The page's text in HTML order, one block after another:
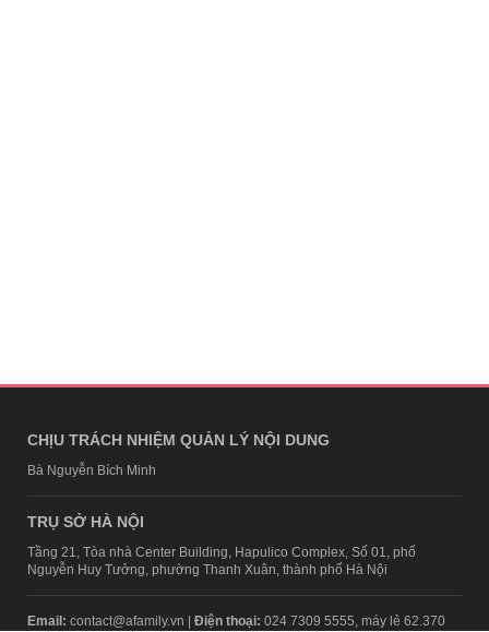
CHỊU TRÁCH NHIỆM QUẢN LÝ NỘI DUNG
Bà Nguyễn Bích Minh
TRỤ SỞ HÀ NỘI
Tầng 21, Tòa nhà Center Building, Hapulico Complex, Số 01, phố
Nguyễn Huy Tưởng, phường Thanh Xuân, thành phố Hà Nội
Email: contact@afamily.vn | Điện thoại: 024 7309 5555, máy lẻ 62.370